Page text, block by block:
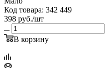
Код товара: 342 449
398 руб./шт
В корзину